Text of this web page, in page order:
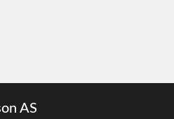
AS